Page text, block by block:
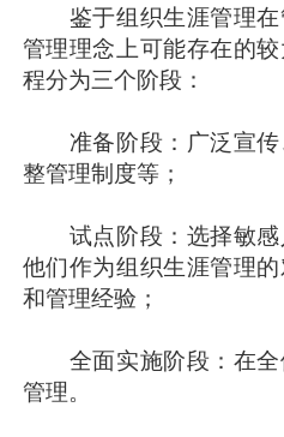
鉴于组织生涯管理在
管理理念上可能存在的
程分为三个阶段：
准备阶段：广泛宣传
整管理制度等；
试点阶段：选择敏感
他们作为组织生涯管理
和管理经验；
全面实施阶段：在全
管理。